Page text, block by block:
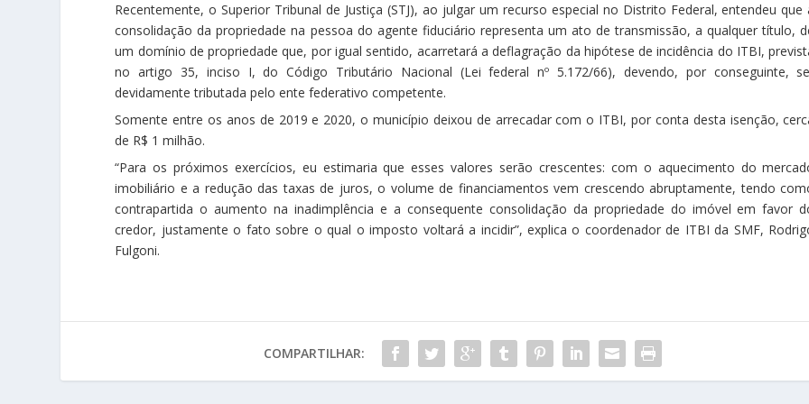
Recentemente, o Superior Tribunal de Justiça (STJ), ao julgar um recurso especial no Distrito Federal, entendeu que
consolidação da propriedade na pessoa do agente fiduciário representa um ato de transmissão, a qualquer título,
um domínio de propriedade que, por igual sentido, acarretará a deflagração da hipótese de incidência do ITBI,
no artigo 35, inciso I, do Código Tributário Nacional (Lei federal nº 5.172/66), devendo, por conseguinte,
devidamente tributada pelo ente federativo competente.
Somente entre os anos de 2019 e 2020, o município deixou de arrecadar com o ITBI, por conta desta isenção,
de R$ 1 milhão.
“Para os próximos exercícios, eu estimaria que esses valores serão crescentes: com o aquecimento do
imobiliário e a redução das taxas de juros, o volume de financiamentos vem crescendo abruptamente, tendo
contrapartida o aumento na inadimplência e a consequente consolidação da propriedade do imóvel em favor
credor, justamente o fato sobre o qual o imposto voltará a incidir”, explica o coordenador de ITBI da SMF,
Fulgoni.
COMPARTILHAR: